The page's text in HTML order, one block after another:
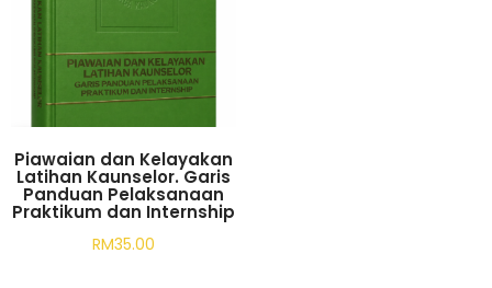
Piawaian dan Kelayakan
Latihan Kaunselor. Garis
Panduan Pelaksanaan
Praktikum dan Internship
RM35.00